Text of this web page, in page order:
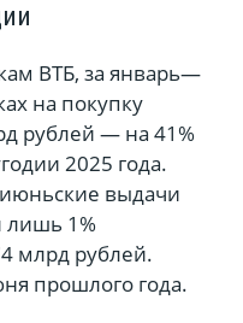
ВТБ, за январь—
на покупку
рублей — на 41%
2025 года.
выдачи
лишь 1%
млрд рублей.
прошлого года.